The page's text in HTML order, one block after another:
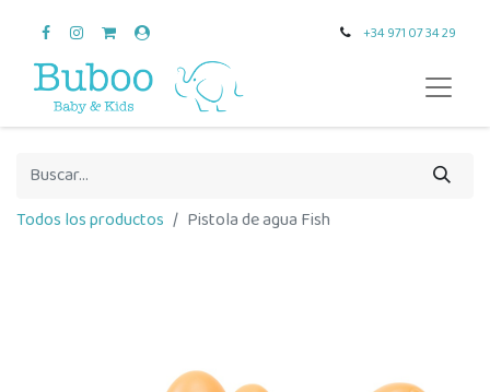
+34 971 07 34 29
Todos los productos Pistola de agua Fish